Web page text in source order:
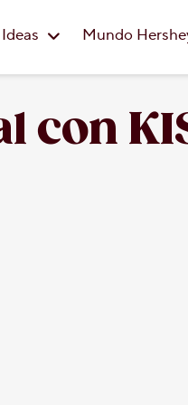
Mundo
con